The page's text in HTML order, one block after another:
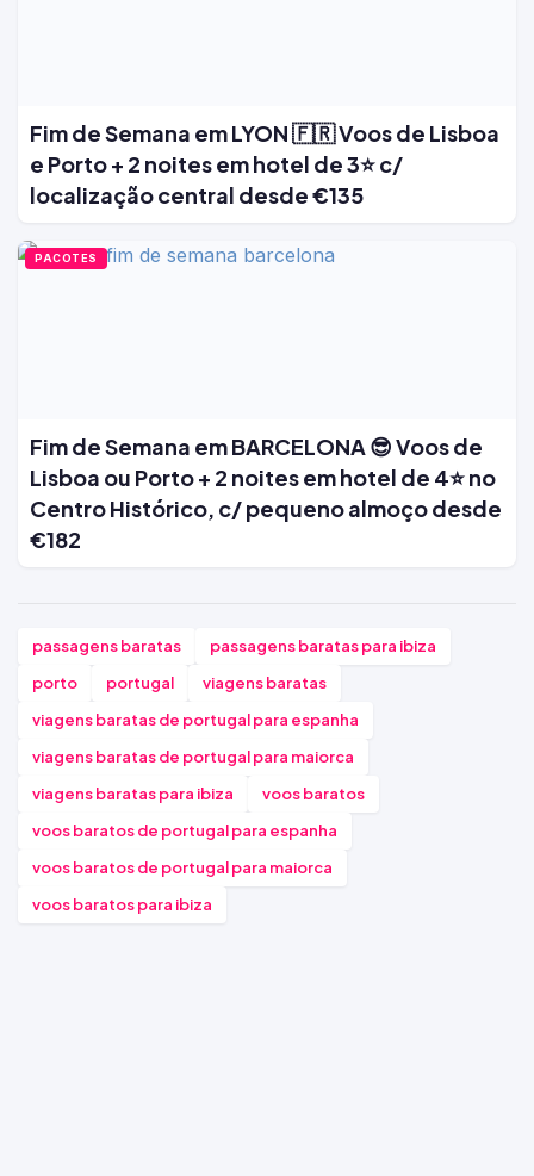
Fim de Semana em LYON 🇫🇷 Voos de Lisboa
e Porto + 2 noites em hotel de 3⭐ c/
localização central desde €135
PACOTES
Fim de Semana em BARCELONA 😎 Voos de
Lisboa ou Porto + 2 noites em hotel de 4⭐ no
Centro Histórico, c/ pequeno almoço desde
€182
passagens baratas
passagens baratas para ibiza
porto
portugal
viagens baratas
viagens baratas de portugal para espanha
viagens baratas de portugal para maiorca
viagens baratas para ibiza
voos baratos
voos baratos de portugal para espanha
voos baratos de portugal para maiorca
voos baratos para ibiza